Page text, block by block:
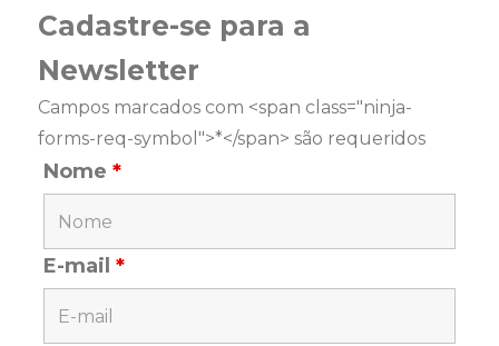
Cadastre-se para a
Newsletter
Campos marcados com <span class="ninja-
forms-req-symbol">*</span> são requeridos
Nome*
E-mail*